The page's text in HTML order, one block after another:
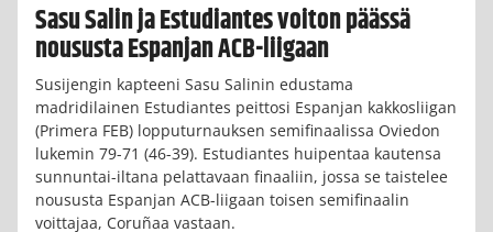
Sasu Salin ja Estudiantes voiton päässä
noususta Espanjan ACB-liigaan
Susijengin kapteeni Sasu Salinin edustama
madridilainen Estudiantes peittosi Espanjan kakkosliigan
(Primera FEB) lopputurnauksen semifinaalissa Oviedon
lukemin 79-71 (46-39). Estudiantes huipentaa kautensa
sunnuntai-iltana pelattavaan finaaliin, jossa se taistelee
noususta Espanjan ACB-liigaan toisen semifinaalin
voittajaa, Coruñaa vastaan.